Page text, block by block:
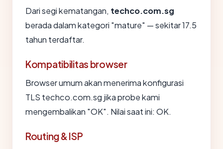
Dari segi kematangan, techco.com.sg
berada dalam kategori "mature" — sekitar 17.5
tahun terdaftar.
Kompatibilitas browser
Browser umum akan menerima konfigurasi
TLS techco.com.sg jika probe kami
mengembalikan "OK". Nilai saat ini: OK.
Routing & ISP